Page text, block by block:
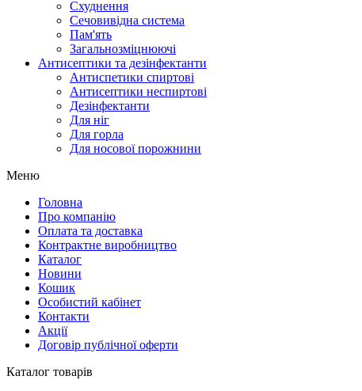
Схуднення
Сечовивідна система
Пам'ять
Загальнозміцнюючі
Антисептики та дезінфектанти
Антиспетики спиртові
Антисептики неспиртові
Дезінфектанти
Для ніг
Для горла
Для носової порожнини
Меню
Головна
Про компанію
Оплата та доставка
Контрактне виробництво
Каталог
Новини
Кошик
Особистий кабінет
Контакти
Акції
Договір публічної оферти
Каталог товарів